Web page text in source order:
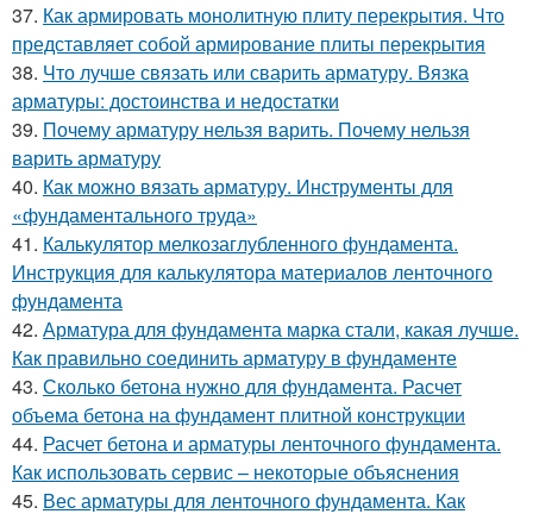
37. Как армировать монолитную плиту перекрытия. Что
представляет собой армирование плиты перекрытия
38. Что лучше связать или сварить арматуру. Вязка
арматуры: достоинства и недостатки
39. Почему арматуру нельзя варить. Почему нельзя
варить арматуру
40. Как можно вязать арматуру. Инструменты для
«фундаментального труда»
41. Калькулятор мелкозаглубленного фундамента.
Инструкция для калькулятора материалов ленточного
фундамента
42. Арматура для фундамента марка стали, какая лучше.
Как правильно соединить арматуру в фундаменте
43. Сколько бетона нужно для фундамента. Расчет
объема бетона на фундамент плитной конструкции
44. Расчет бетона и арматуры ленточного фундамента.
Как использовать сервис – некоторые объяснения
45. Вес арматуры для ленточного фундамента. Как